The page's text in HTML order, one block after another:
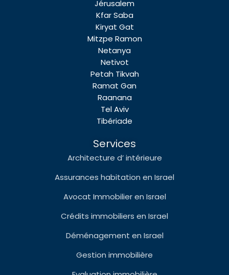
Jérusalem
Kfar Saba
Kiryat Gat
Mitzpe Ramon
Netanya
Netivot
Petah Tikvah
Ramat Gan
Raanana
Tel Aviv
Tibériade
Services
Architecture d’ intérieure
Assurances habitation en Israel
Avocat Immobilier en Israel
Crédits immobiliers en Israel
Déménagement en Israel
Gestion immobilière